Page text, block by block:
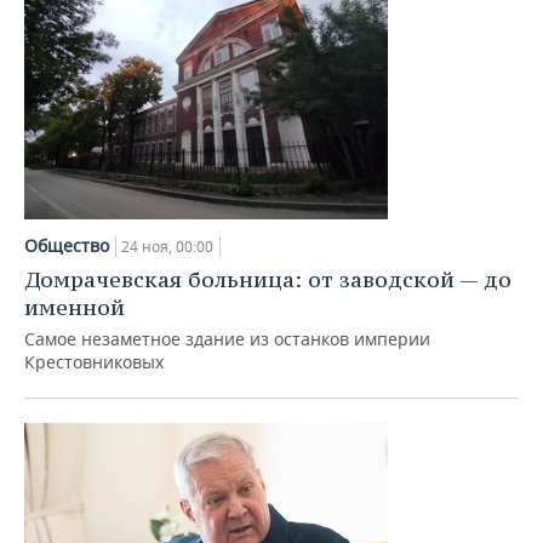
Общество 24 ноя, 00:00
Домрачевская больница: от заводской — до
именной
Самое незаметное здание из останков империи
Крестовниковых